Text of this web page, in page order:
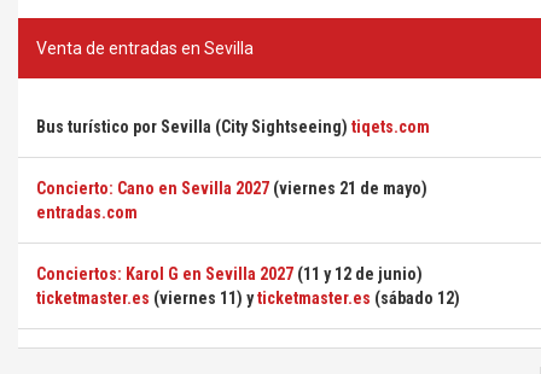
Venta de entradas en Sevilla
Bus turístico por Sevilla (City Sightseeing) tiqets.com
Concierto: Cano en Sevilla 2027 (viernes 21 de mayo)
entradas.com
Conciertos: Karol G en Sevilla 2027 (11 y 12 de junio)
ticketmaster.es (viernes 11) yticketmaster.es (sábado 12)